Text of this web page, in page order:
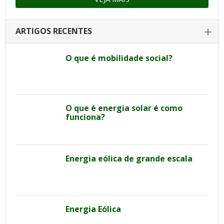
ARTIGOS RECENTES
O que é mobilidade social?
O que é energia solar é como
funciona?
Energia eólica de grande escala
Energia Eólica